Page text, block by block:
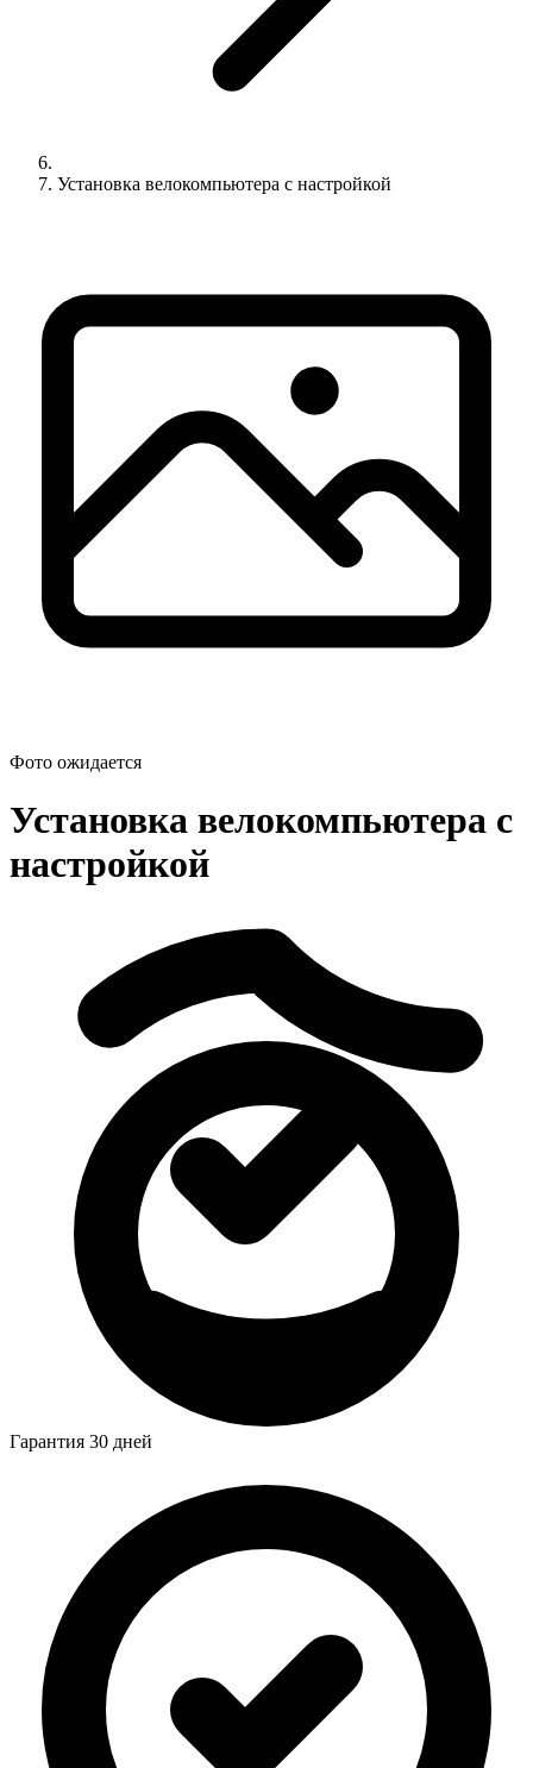
Установка велокомпьютера с настройкой
Фото ожидается
Установка велокомпьютера с
настройкой
Гарантия 30 дней